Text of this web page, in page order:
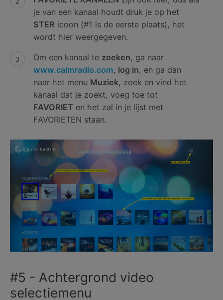
je van een kanaal houdt druk je op het
STER icoon (#1 is de eerste plaats), het
wordt hier weergegeven.
Om een kanaal te zoeken, ga naar
www.calmradio.com, log in, en ga dan
naar het menu Muziek, zoek en vind het
kanaal dat je zoekt, voeg toe tot
FAVORIET en het zal in je lijst met
FAVORIETEN staan.
#5 - Achtergrond video
selectiemenu